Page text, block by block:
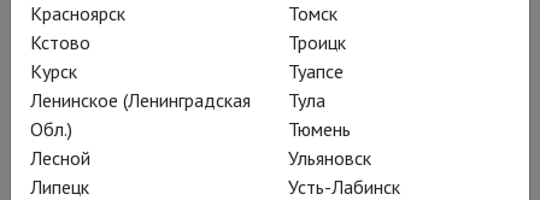
(1979) – вторая часть условной
трилогии Филипа Гласса, начатой в
1976-м «Эйнштейном на пляже» и
законченной в 1983-м «Эхнатоном».
Оперный цикл о людях, менявших
мир, объединил титанов ХХ века с
Красноярск
Кстово
Курск
Ленинское (Ленинградская
Обл.)
Лесной
Липецк
Томск
Троицк
Туапсе
Тула
Тюмень
Ульяновск
Усть-Лабинск